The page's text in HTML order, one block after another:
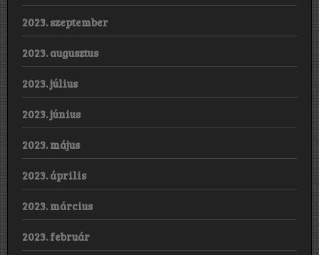
2023. szeptember
2023. augusztus
2023. július
2023. június
2023. május
2023. április
2023. március
2023. február